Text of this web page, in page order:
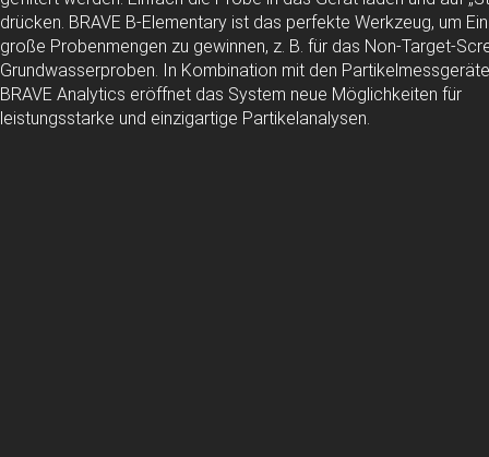
drücken. BRAVE B-Elementary ist das perfekte Werkzeug, um
große Probenmengen zu gewinnen, z. B. für das Non-Target-
Grundwasserproben. In Kombination mit den
BRAVE Analytics eröffnet das System neue Möglichkeiten für
leistungsstarke und einzigartige Partikelanalysen.